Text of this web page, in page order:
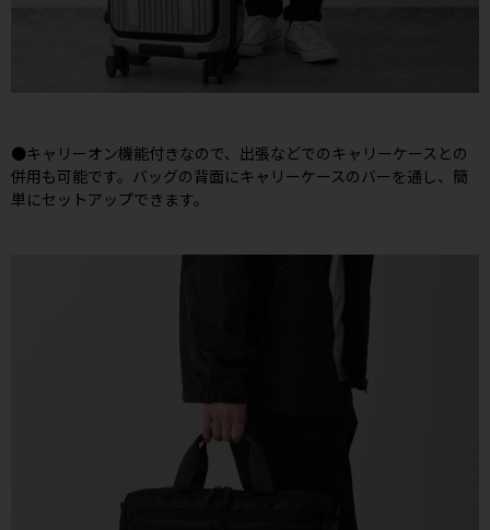
●キャリーオン機能付きなので、出張などでのキャリーケースとの
併用も可能です。バッグの背面にキャリーケースのバーを通し、簡
単にセットアップできます。